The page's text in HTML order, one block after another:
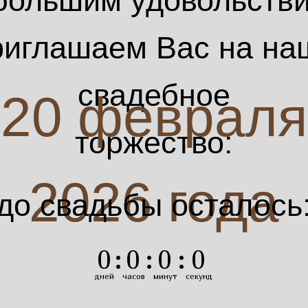
Вас на
свадебное
торжество:
20 февраля
2026 года
0
дней
: 0
часов
: 0
минут
: 0
секунд
свадьбы осталось: